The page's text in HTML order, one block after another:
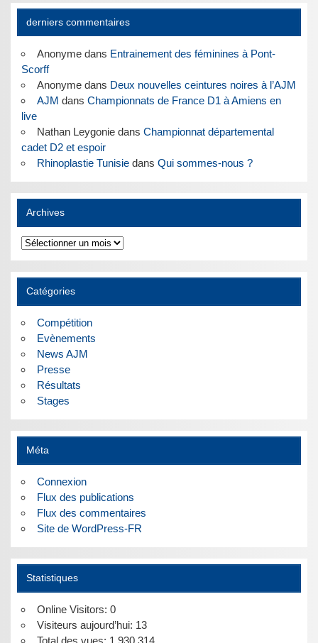
derniers commentaires
Anonymedans Entrainement des féminines à Pont-
Scorff
Anonymedans Deux nouvelles ceintures noires à l’AJM
AJM dans Championnats de France D1 à Amiens en
live
Nathan Leygoniedans Championnat départemental
cadet D2 et espoir
Rhinoplastie Tunisiedans Qui sommes-nous ?
Archives
Archives
Catégories
Compétition
Evènements
News AJM
Presse
Résultats
Stages
Méta
Connexion
Flux des publications
Flux des commentaires
Site de WordPress-FR
Statistiques
Online Visitors: 0
Visiteurs aujourd’hui: 13